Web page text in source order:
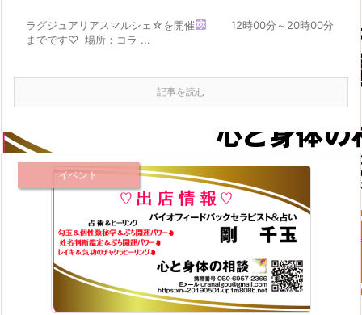
ラグジュアリアスマルシェ☆を開催
12時00分～20時00分
までです♡ 場所：コラ ...
記事を読む
イベント